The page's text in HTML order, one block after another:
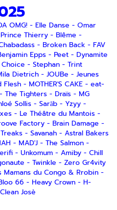
OMG! - Elle Danse - Omar
Prince Thierry - Blême -
- Broken Back - FAV
Epps - Peet - Dynamite
- Stephan - Trint
Dietrich - JOUBe - Jeunes
Flesh - MOTHER'S CAKE - eat-
- The Tighters - Draïs - MG
Sollis - Sarāb - Yzyy -
- Le Théâtre du Mantois -
Factory - Brain Damage -
Treaks - Savanah - Astral Bakers
- MAD'J - The Salmon -
- Unkomum - Amiby - Chill
- Twinkle - Zero Gr4vity
Mamans du Congo & Rrobin -
66 - Heavy Crown - H-
Clean Josè